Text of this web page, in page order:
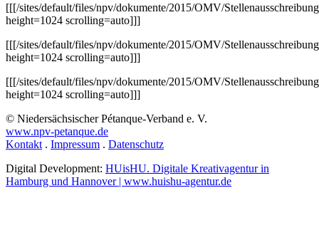
[[[/sites/default/files/npv/dokumente/2015/OMV/
height=1024 scrolling=auto]]]
[[[/sites/default/files/npv/dokumente/2015/OMV/
height=1024 scrolling=auto]]]
[[[/sites/default/files/npv/dokumente/2015/OMV/
height=1024 scrolling=auto]]]
© Niedersächsischer Pétanque-Verband e. V.
www.npv-petanque.de
Kontakt . Impressum . Datenschutz
Digital Development: HUisHU. Digitale Kreativagentur in
Hamburg und Hannover | www.huishu-agentur.de